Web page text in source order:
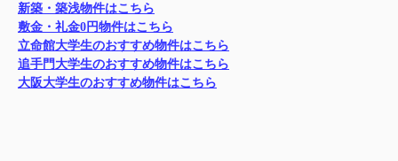
新築・築浅物件はこちら
敷金・礼金0円物件はこちら
立命館大学生のおすすめ物件はこちら
追手門大学生のおすすめ物件はこちら
大阪大学生のおすすめ物件はこちら